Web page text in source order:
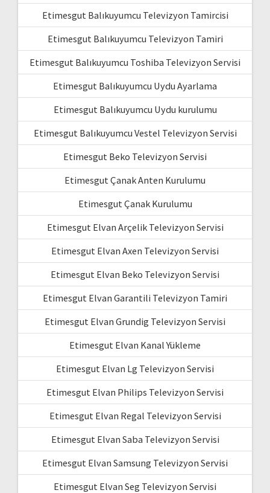
Etimesgut Balıkuyumcu Televizyon Tamircisi
Etimesgut Balıkuyumcu Televizyon Tamiri
Etimesgut Balıkuyumcu Toshiba Televizyon Servisi
Etimesgut Balıkuyumcu Uydu Ayarlama
Etimesgut Balıkuyumcu Uydu kurulumu
Etimesgut Balıkuyumcu Vestel Televizyon Servisi
Etimesgut Beko Televizyon Servisi
Etimesgut Çanak Anten Kurulumu
Etimesgut Çanak Kurulumu
Etimesgut Elvan Arçelik Televizyon Servisi
Etimesgut Elvan Axen Televizyon Servisi
Etimesgut Elvan Beko Televizyon Servisi
Etimesgut Elvan Garantili Televizyon Tamiri
Etimesgut Elvan Grundig Televizyon Servisi
Etimesgut Elvan Kanal Yükleme
Etimesgut Elvan Lg Televizyon Servisi
Etimesgut Elvan Philips Televizyon Servisi
Etimesgut Elvan Regal Televizyon Servisi
Etimesgut Elvan Saba Televizyon Servisi
Etimesgut Elvan Samsung Televizyon Servisi
Etimesgut Elvan Seg Televizyon Servisi